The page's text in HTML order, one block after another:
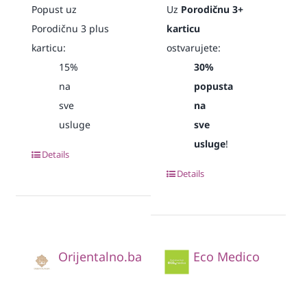
Popust uz
Porodičnu 3 plus
karticu:
15%
na
sve
usluge
Details
Uz Porodičnu 3+
karticu
ostvarujete:
30%
popusta
na
sve
usluge!
Details
Orijentalno.ba Eco Medico